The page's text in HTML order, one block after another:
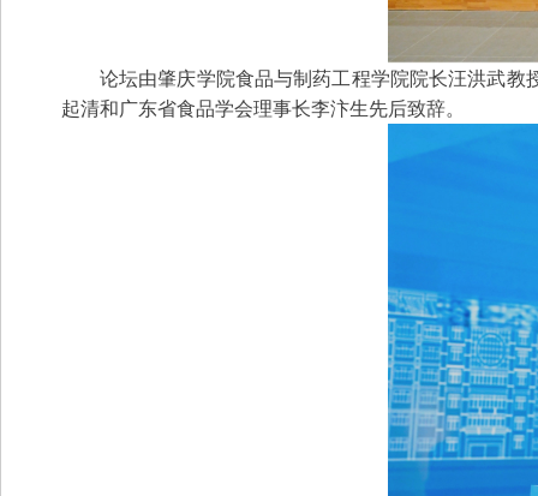
论坛由肇庆学院食品与制药工程学院院长汪洪武
起清和广东省食品学会理事长李汴生先后致辞。